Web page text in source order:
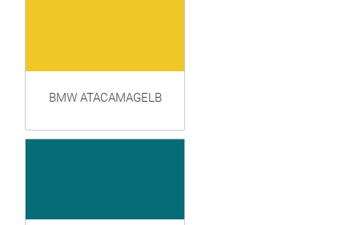
BMW ATACAMAGELB